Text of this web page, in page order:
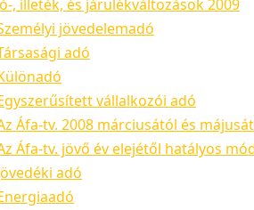
, illeték, és járulékváltozások 2009
jövedelemadó
adó
vállalkozói adó
Áfa-tv. 2008 márciusától és
Áfa-tv. jövő év elejétől hatályos
adó